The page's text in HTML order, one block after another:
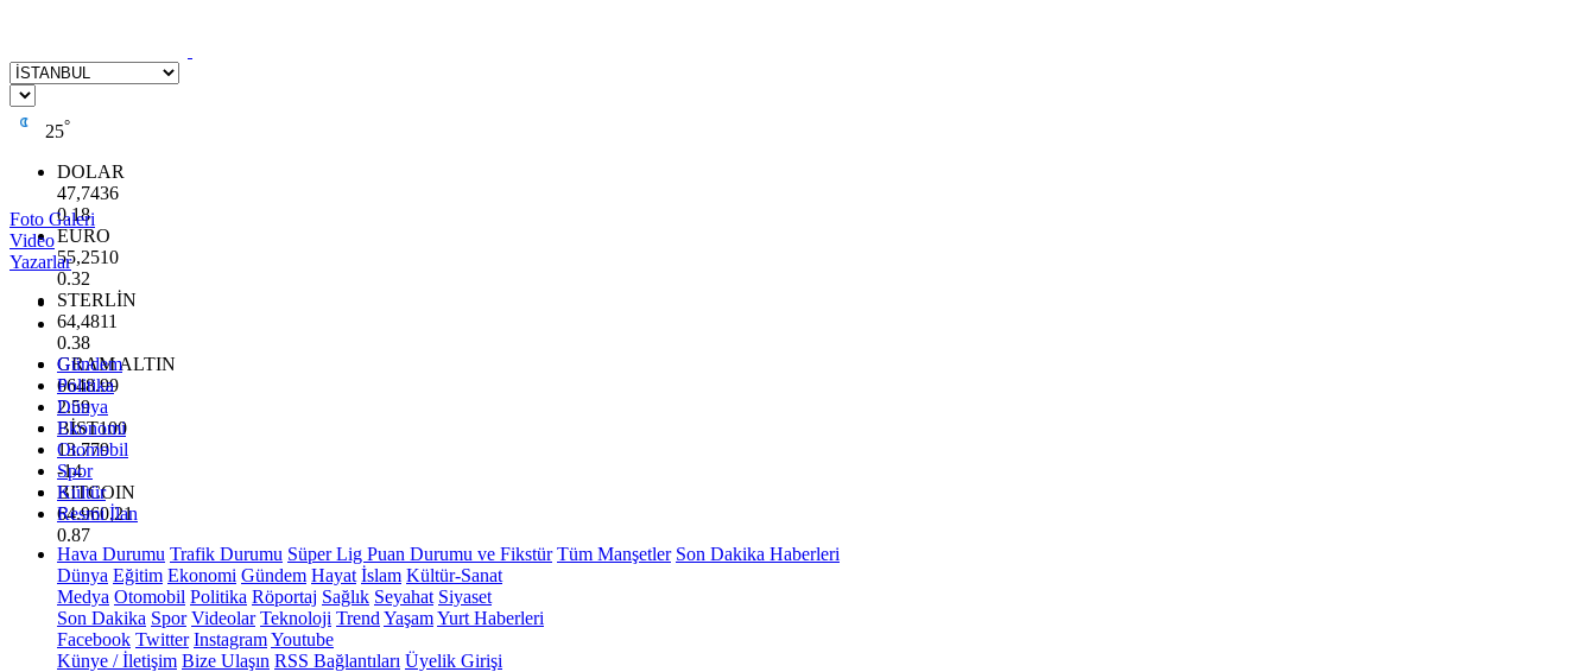
25°
DOLAR
47,7436
0.18
EURO
55,2510
0.32
STERLİN
64,4811
0.38
GRAM ALTIN
6648.99
2.59
BİST100
13.779
-14
BITCOIN
64.960,21
0.87
Foto Galeri
Video
Yazarlar
Gündem
Politika
Dünya
Ekonomi
Otomobil
Spor
Kültür
Resmi İlan
Hava Durumu Trafik Durumu Süper Lig Puan Durumu ve Fikstür Tüm Manşetler Son Dakika Haberleri
Dünya Eğitim Ekonomi Gündem Hayat İslam Kültür-Sanat
Medya Otomobil Politika Röportaj Sağlık Seyahat Siyaset
Son Dakika Spor Videolar Teknoloji Trend YaşamYurt Haberleri
Facebook Twitter InstagramYoutube
Künye / İletişim Bize Ulaşın RSS Bağlantıları Üyelik Girişi